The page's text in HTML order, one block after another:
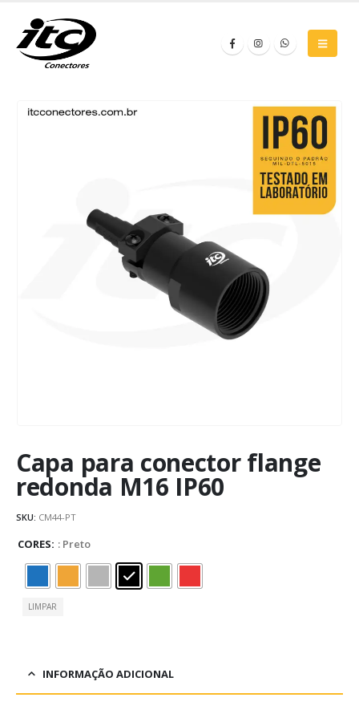
Capa para conector flange
redonda M16 IP60
SKU: CM44-PT
CORES : Preto
LIMPAR
INFORMAÇÃO ADICIONAL